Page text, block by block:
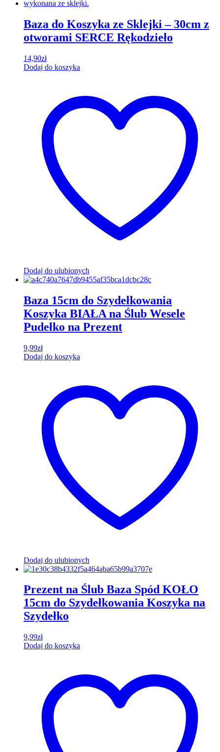
Baza do Koszyka ze Sklejki – 30cm z
otworami SERCE Rękodzieło
14,90zł
Dodaj do koszyka
Dodaj do ulubionych
Baza 15cm do Szydełkowania
Koszyka BIAŁA na Ślub Wesele
Pudełko na Prezent
9,99zł
Dodaj do koszyka
Dodaj do ulubionych
Prezent na Ślub Baza Spód KOŁO
15cm do Szydełkowania Koszyka na
Szydełko
9,99zł
Dodaj do koszyka